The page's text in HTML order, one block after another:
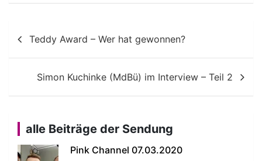
Beitragsnavigation
Teddy Award – Wer hat gewonnen?
Simon Kuchinke (MdBü) im Interview – Teil 2
alle Beiträge der Sendung
Pink Channel 07.03.2020